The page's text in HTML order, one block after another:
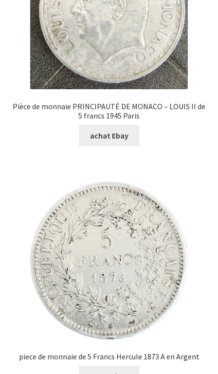
Pièce de monnaie PRINCIPAUTÉ DE MONACO – LOUIS II de
5 francs 1945 Paris
achat Ebay
piece de monnaie de 5 Francs Hercule 1873 A en Argent